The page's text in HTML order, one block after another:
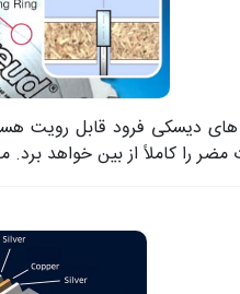
های دیسکی فرود قابل رویت
مضر را کاملاً از بین خواهد